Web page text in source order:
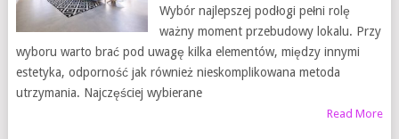
Wybór najlepszej podłogi pełni rolę
ważny moment przebudowy lokalu. Przy
wyboru warto brać pod uwagę kilka elementów, między innymi
estetyka, odporność jak również nieskomplikowana metoda
utrzymania. Najczęściej wybierane
Read More